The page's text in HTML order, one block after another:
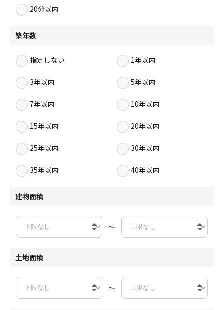
20分以内
築年数
指定しない 1年以内
3年以内 5年以内
7年以内 10年以内
15年以内 20年以内
25年以内 30年以内
35年以内 40年以内
建物面積
～
土地面積
～